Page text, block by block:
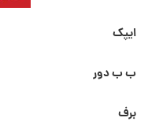
ایپک
ب ب دور
برف